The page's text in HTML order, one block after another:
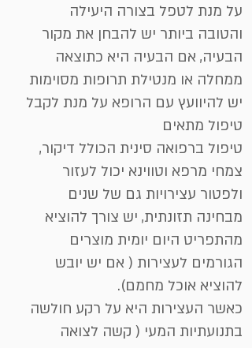
על מנת לטפל בצורה היעילה
והטובה ביותר יש להבחן את מקור
הבעיה, אם הבעיה היא כתוצאה
ממחלה או מנטילת תרופות מסוימות
יש להיוועץ עם הרופא על מנת לקבל
טיפול מתאים
טיפול ברפואה סינית הכולל דיקור,
צמחי מרפא וטווינא יכול לעזור
ולפטור עצירויות גם של שנים
מבחינה תזונתית, יש צורך להוציא
מהתפריט היום יומית מוצרים
הגורמים לעצירות ( אם יש יובש
להוציא אוכל מחמם).
כאשר העצירות היא על רקע חולשה
בתנועתיות המעי ( קשה לצואה